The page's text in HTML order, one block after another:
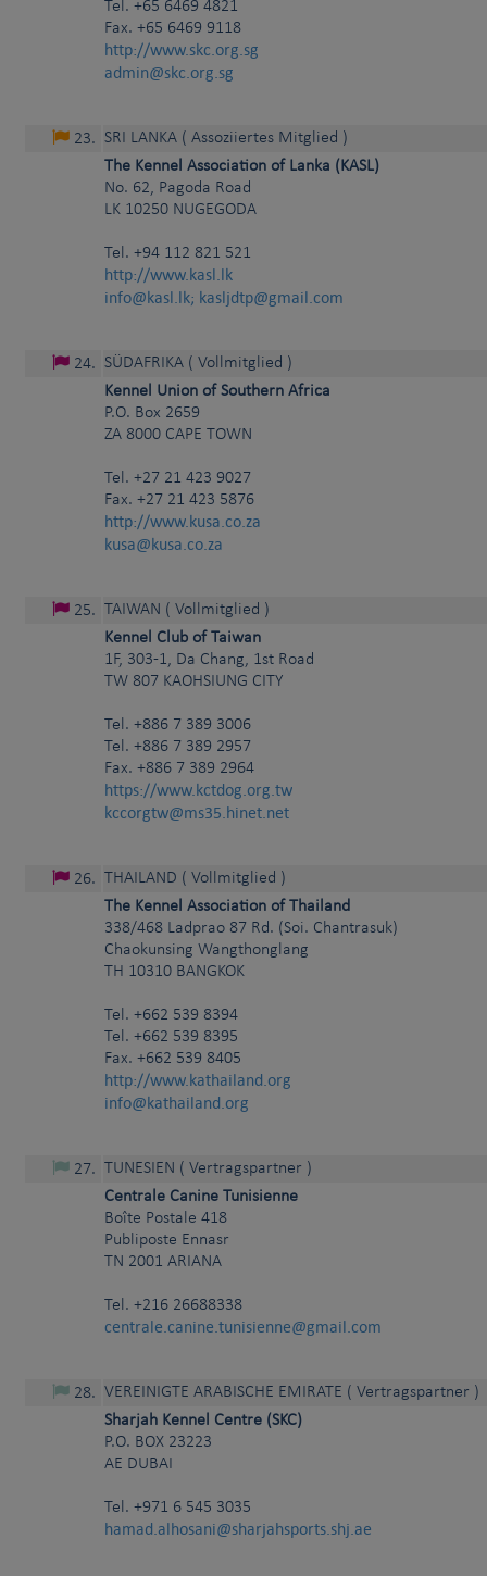
Tel. +65 6469 4821
Fax. +65 6469 9118
http://www.skc.org.sg
admin@skc.org.sg
23. SRI LANKA ( Assoziiertes Mitglied )
The Kennel Association of Lanka (KASL)
No. 62, Pagoda Road
LK 10250 NUGEGODA
Tel. +94 112 821 521
http://www.kasl.lk
info@kasl.lk; kasljdtp@gmail.com
24. SÜDAFRIKA ( Vollmitglied )
Kennel Union of Southern Africa
P.O. Box 2659
ZA 8000 CAPE TOWN
Tel. +27 21 423 9027
Fax. +27 21 423 5876
http://www.kusa.co.za
kusa@kusa.co.za
25. TAIWAN ( Vollmitglied )
Kennel Club of Taiwan
1F, 303-1, Da Chang, 1st Road
TW 807 KAOHSIUNG CITY
Tel. +886 7 389 3006
Tel. +886 7 389 2957
Fax. +886 7 389 2964
https://www.kctdog.org.tw
kccorgtw@ms35.hinet.net
26. THAILAND ( Vollmitglied )
The Kennel Association of Thailand
338/468 Ladprao 87 Rd. (Soi. Chantrasuk)
Chaokunsing Wangthonglang
TH 10310 BANGKOK
Tel. +662 539 8394
Tel. +662 539 8395
Fax. +662 539 8405
http://www.kathailand.org
info@kathailand.org
27. TUNESIEN ( Vertragspartner )
Centrale Canine Tunisienne
Boîte Postale 418
Publiposte Ennasr
TN 2001 ARIANA
Tel. +216 26688338
centrale.canine.tunisienne@gmail.com
28. VEREINIGTE ARABISCHE EMIRATE ( Vertragspartner )
Sharjah Kennel Centre (SKC)
P.O. BOX 23223
AE DUBAI
Tel. +971 6 545 3035
hamad.alhosani@sharjahsports.shj.ae